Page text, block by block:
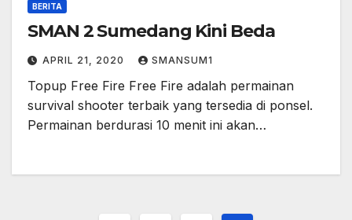
BERITA
SMAN 2 Sumedang Kini Beda
APRIL 21, 2020 SMANSUM1
Topup Free Fire Free Fire adalah permainan
survival shooter terbaik yang tersedia di ponsel.
Permainan berdurasi 10 menit ini akan…